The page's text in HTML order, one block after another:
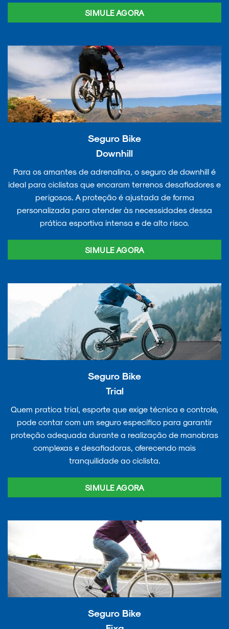
SIMULE AGORA
Seguro Bike
Downhill
Para os amantes de adrenalina, o seguro de downhill é
ideal para ciclistas que encaram terrenos desafiadores e
perigosos. A proteção é ajustada de forma
personalizada para atender às necessidades dessa
prática esportiva intensa e de alto risco.
SIMULE AGORA
Seguro Bike
Trial
Quem pratica trial, esporte que exige técnica e controle,
pode contar com um seguro específico para garantir
proteção adequada durante a realização de manobras
complexas e desafiadoras, oferecendo mais
tranquilidade ao ciclista.
SIMULE AGORA
Seguro Bike